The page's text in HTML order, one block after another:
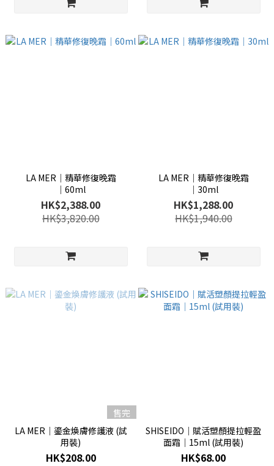
LA MER│精華修復晚霜
│60ml
HK$2,388.00
HK$3,820.00
LA MER│精華修復晚霜
│30ml
HK$1,288.00
HK$1,940.00
售完
LA MER│鎏金煥膚修護液 (試
用裝)
HK$208.00
SHISEIDO│賦活塑顏提拉輕盈
面霜│15ml (試用裝)
HK$68.00